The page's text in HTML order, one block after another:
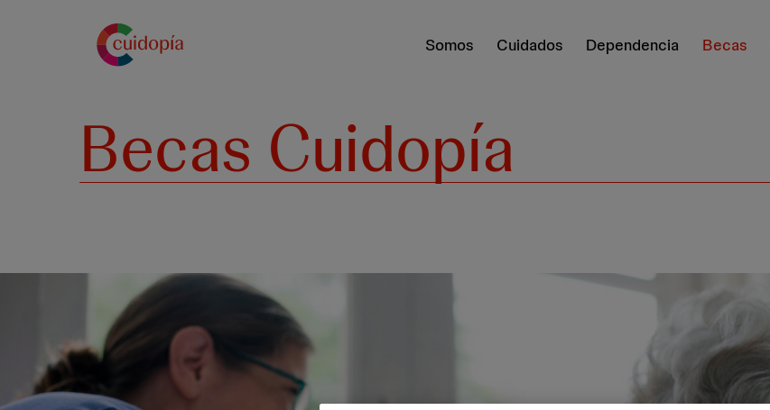
Somos Cuidados Dependencia Becas
Becas Cuidopía